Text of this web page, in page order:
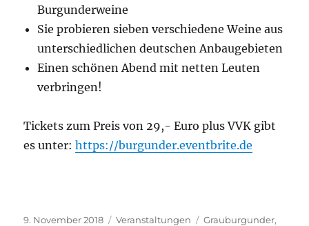
Burgunderweine
Sie probieren sieben verschiedene Weine aus
unterschiedlichen deutschen Anbaugebieten
Einen schönen Abend mit netten Leuten
verbringen!
Tickets zum Preis von 29,- Euro plus VVK gibt
es unter:https://burgunder.eventbrite.de
Veröffentlicht
9. November 2018 Kategorien
Veranstaltungen Schlagwörter
Grauburgunder,